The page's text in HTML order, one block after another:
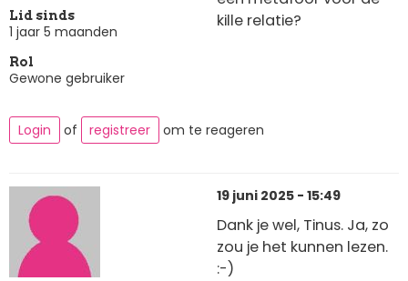
Lid sinds
1 jaar 5 maanden
Rol
Gewone gebruiker
kille relatie?
Login of registreer om te reageren
19 juni 2025 - 15:49
Dank je wel, Tinus. Ja, zo
zou je het kunnen lezen.
:-)